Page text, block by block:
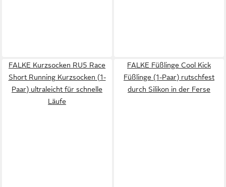
FALKE Kurzsocken RU5 Race
Short Running Kurzsocken (1-
Paar) ultraleicht für schnelle
Läufe
FALKE Füßlinge Cool Kick
Füßlinge (1-Paar) rutschfest
durch Silikon in der Ferse